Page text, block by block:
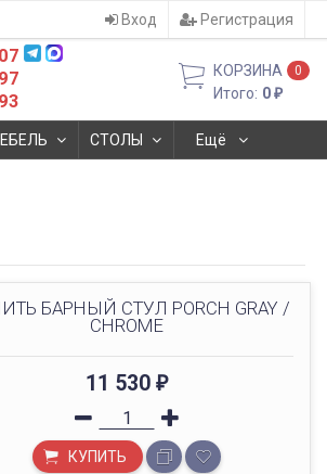
Вход Регистрация
КОРЗИНА 0
Итого: 0₽
СТОЛЫ Ещё
БАРНЫЙ СТУЛ PORCH GRAY /
CHROME
11 530₽
КУПИТЬ